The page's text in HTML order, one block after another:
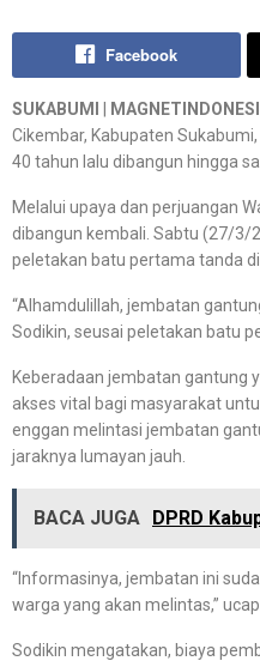
Facebook
SUKABUMI
Cikembar, Kabupaten
40 tahun lalu dibangun hingga
Melalui upaya dan perjuangan
dibangun kembali. Sabtu (27/3/
peletakan batu pertama tanda
“Alhamdulillah, jembatan
Sodikin, seusai peletakan batu
Keberadaan jembatan gantung
akses vital bagi masyarakat
enggan melintasi jembatan
jaraknya lumayan jauh.
BACA JUGA DPRD
“Informasinya, jembatan ini
warga yang akan melintas,”
Sodikin mengatakan, biaya